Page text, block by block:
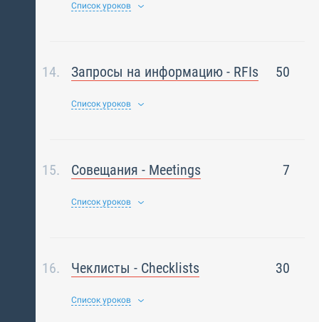
Список уроков
Запросы на информацию - RFIs 50
Список уроков
Совещания - Meetings 7
Список уроков
Чеклисты - Checklists 30
Список уроков